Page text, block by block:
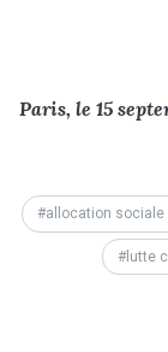
Paris, le 15
allocation sociale
lutte